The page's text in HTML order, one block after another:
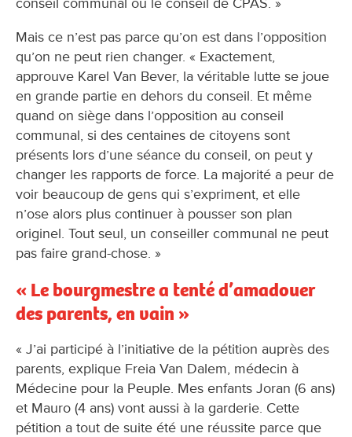
conseil communal ou le conseil de CPAS. »
Mais ce n’est pas parce qu’on est dans l’opposition
qu’on ne peut rien changer. « Exactement,
approuve Karel Van Bever, la véritable lutte se joue
en grande partie en dehors du conseil. Et même
quand on siège dans l’opposition au conseil
communal, si des centaines de citoyens sont
présents lors d’une séance du conseil, on peut y
changer les rapports de force. La majorité a peur de
voir beaucoup de gens qui s’expriment, et elle
n’ose alors plus continuer à pousser son plan
originel. Tout seul, un conseiller communal ne peut
pas faire grand-chose. »
« Le bourgmestre a tenté d’amadouer
des parents, en vain »
« J’ai participé à l’initiative de la pétition auprès des
parents, explique Freia Van Dalem, médecin à
Médecine pour la Peuple. Mes enfants Joran (6 ans)
et Mauro (4 ans) vont aussi à la garderie. Cette
pétition a tout de suite été une réussite parce que